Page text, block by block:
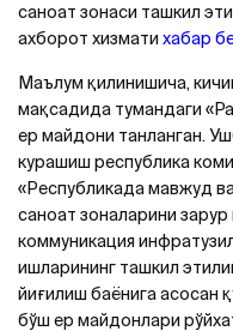
саноат зонаси ташкил
ахборот хизмати хабар
Маълум қилинишича,
мақсадида тумандаги
ер майдони танланган.
курашиш республика
«Республикада мавжуд
саноат зоналарини
коммуникация
ишларининг ташкил
йиғилиш баёнига асосан
бўш ер майдонлари